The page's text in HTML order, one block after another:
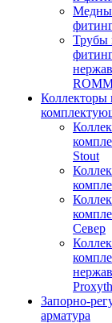
Трубы
Коллекторы
Stout
Север
Запорно-
арматура